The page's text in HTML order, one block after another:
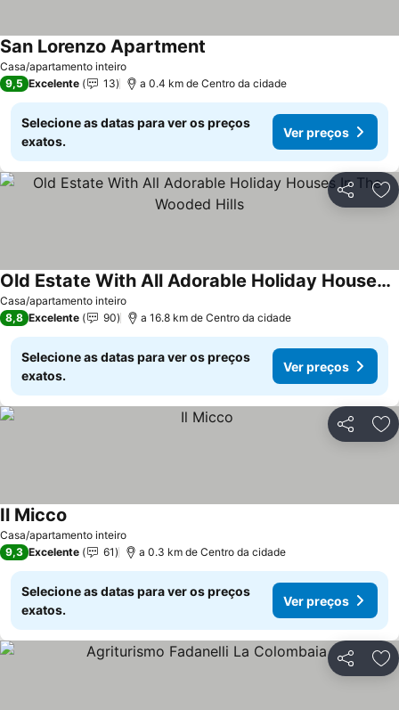
Casa/apartamento inteiro
San Lorenzo Apartment
9,5 Excelente 13 a 0.4 km de Centro da cidade
Selecione as datas para ver os preços
exatos.
Ver preços
Partilhar
Casa/apartamento inteiro
Old Estate With All Adorable Holiday Houses In The Wooded Hills
Ver preços
8,8 Excelente 90 a 16.8 km de Centro da cidade
Selecione as datas para ver os preços
exatos.
Ver preços
Partilhar
Casa/apartamento inteiro
Il Micco
9,3 Excelente 61 a 0.3 km de Centro da cidade
Selecione as datas para ver os preços
exatos.
Ver preços
Partilhar